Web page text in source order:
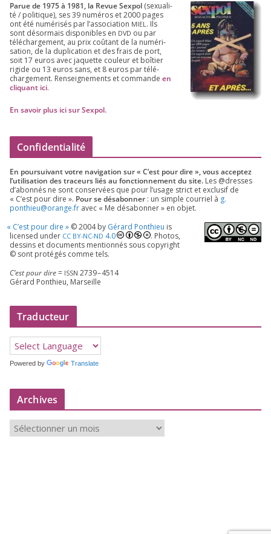
Parue de 1975à 1981, la Revue Sex­pol (sexua­li­
té /​ poli­tique), ses39 numé­ros et2000 pages
ont été numé­ri­sés par l’as­so­cia­tion MIEL. Ils
sont désor­mais dis­po­nibles en DVD ou par
télé­char­ge­ment, au prix coû­tant de la numé­ri­
sa­tion, de la dupli­ca­tion et des frais de port,
soit 17 euros avec jaquette cou­leur et boî­tier
rigide ou 13 euros sans, et 8 euros par télé­
char­ge­ment. Ren­sei­gne­ments et com­mande en
cli­quant ici.
En savoir plus ici sur Sexpol.
Confidentialité
En pour­sui­vant votre navi­ga­tion sur « C’est pour dire », vous accep­tez
l’utilisation des tra­ceurs liés au fonc­tion­ne­ment du site. Les @dresses
d’a­bon­nés ne sont conser­vées que pour l’u­sage strict et exclu­sif de
« C’est pour dire ». Pour se désa­bon­ner : un simple cour­riel à g.​
ponthieu@​orange.​fr avec « Me désa­bon­ner » en objet.
« C’est pour dire » ©2004by Gérard Ponthieu is
licen­sed under CC BY-NC-ND 4.0
. Photos,
des­sins et docu­ments men­tion­nés sous copy­right
© sont pro­té­gés comme tels.
C’est pour dire= ISSN 2739–4514
Gérard Ponthieu, Marseille
Traducteur
Powered by Translate
Archives